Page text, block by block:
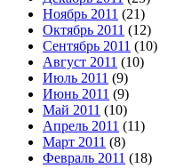
Ноябрь 2011 (21)
Октябрь 2011 (12)
Сентябрь 2011 (10)
Август 2011 (10)
Июль 2011 (9)
Июнь 2011 (9)
Май 2011 (10)
Апрель 2011 (11)
Март 2011 (8)
Февраль 2011 (18)